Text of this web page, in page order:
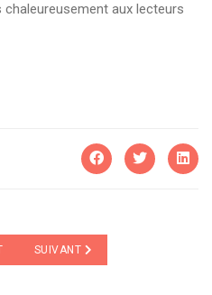
aux lecteurs
: FRÉQUENTATION RECORD
ARTICLE SUIVANT : AGE DE LA
SUIVANT